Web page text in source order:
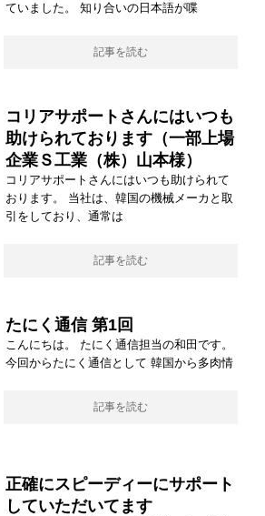
ていました。 知り合いの日本語が喋
記事を読む
コリアサポートさんにはいつも
助けられております（一部上場
企業Ｓ工業（株）山本様）
コリアサポートさんにはいつも助けられて
おります。 当社は、韓国の機械メーカと取
引をしており、通常は
記事を読む
たにく通信 第1回
こんにちは。 たにく通信担当の和田です。
今回からたにく通信として 韓国から多肉情
記事を読む
正確にスピーディーにサポート
していただいてます